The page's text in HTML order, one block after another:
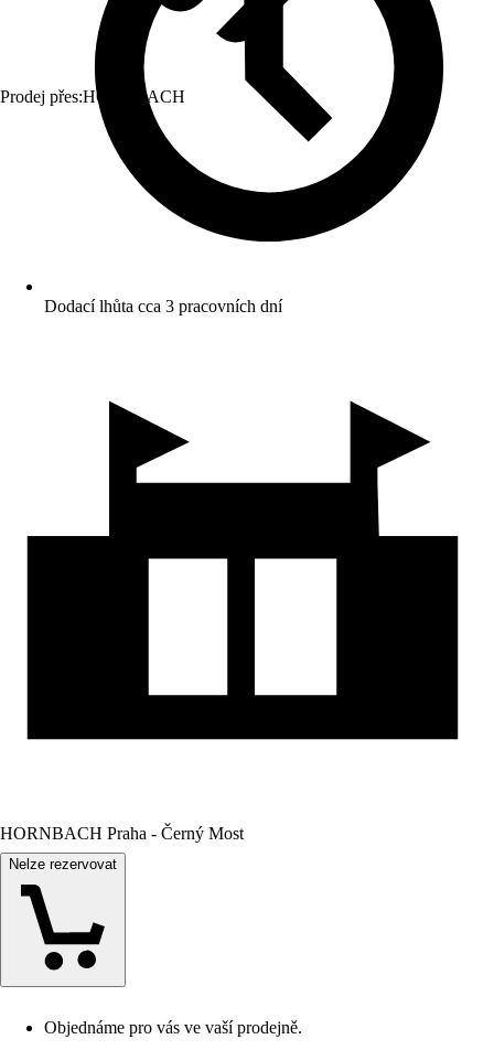
Prodej přes:HORNBACH
Dodací lhůta cca 3 pracovních dní
HORNBACH Praha - Černý Most
Nelze rezervovat
Objednáme pro vás ve vaší prodejně.